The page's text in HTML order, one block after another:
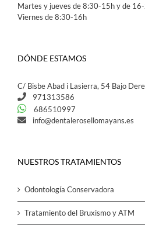
Martes y jueves de 8:30-15h y de
Viernes de 8:30-16h
DÓNDE ESTAMOS
C/ Bisbe Abad i Lasierra, 54 Bajo
971313586
686510997
info@dentalerosellomayans.es
NUESTROS TRATAMIENTOS
Odontología Conservadora
Tratamiento del Bruxismo y ATM